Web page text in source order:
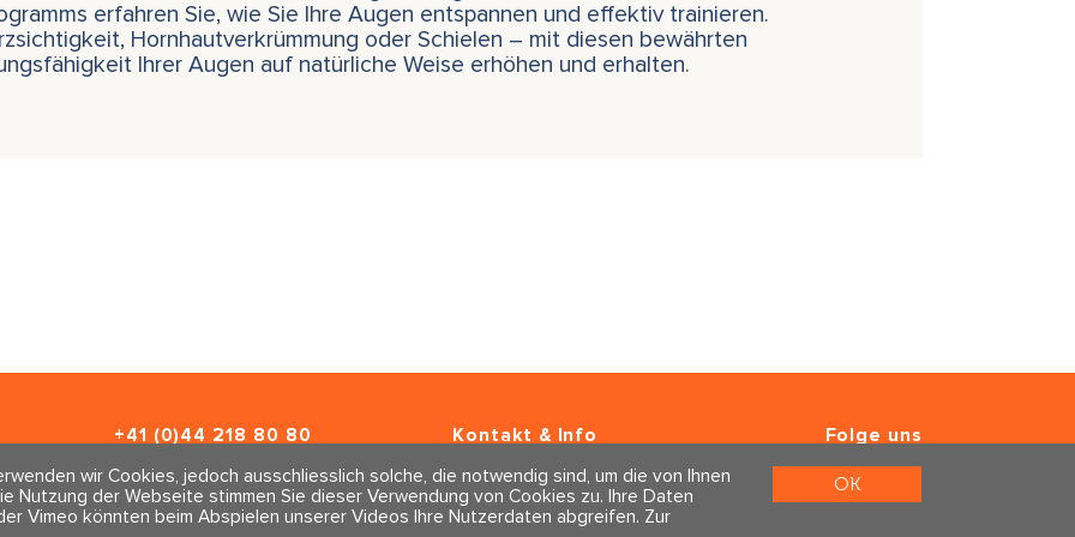
erfahren Sie, wie Sie Ihre Augen entspannen und effektiv trainieren.
Hornhautverkrümmung oder Schielen – mit diesen bewährten
Ihrer Augen auf natürliche Weise erhöhen und erhalten.
+41 (0)44 218 80 80
info@polarity.se
Kontakt & Info
Impressum & Datenschutz
AGBs
Folge uns
wir Cookies, jedoch ausschliesslich solche, die notwendig sind, um die von Ihnen
Nutzung der Webseite stimmen Sie dieser Verwendung von Cookies zu. Ihre Daten
Vimeo könnten beim Abspielen unserer Videos Ihre Nutzerdaten abgreifen. Zur
OK